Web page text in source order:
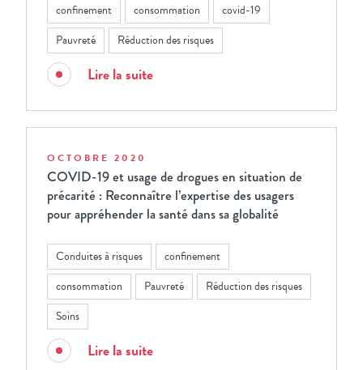
confinement consommation
covid-19
Pauvreté
Réduction des risques
Lire la suite
OCTOBRE 2020
COVID-19 et usage de drogues en situation de
précarité : Reconnaître l’expertise des usagers
pour appréhender la santé dans sa globalité
Conduites à risques
confinement
consommation
Pauvreté
Réduction des risques
Soins
Lire la suite